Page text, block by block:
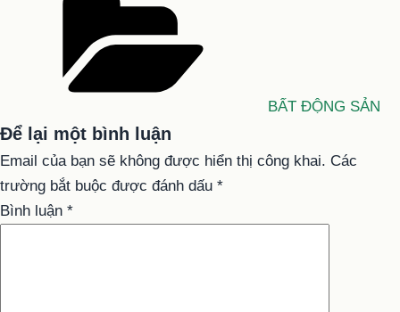
BẤT ĐỘNG SẢN
Để lại một bình luận
Email của bạn sẽ không được hiển thị công khai. Các
trường bắt buộc được đánh dấu *
Bình luận *